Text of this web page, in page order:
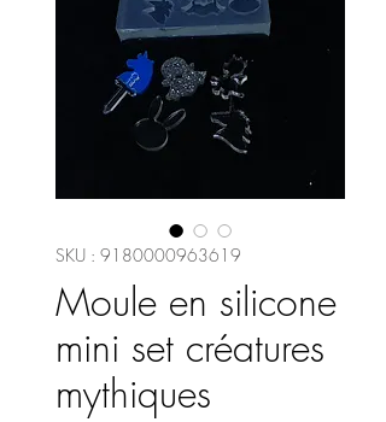
SKU : 9180000963619
Moule en silicone
mini set créatures
mythiques